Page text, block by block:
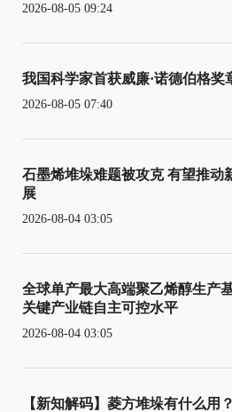
2026-08-05 09:24
我国科学家首获威廉·诺德伯格奖
2026-08-05 07:40
石墨烯堆垛难题被攻克 有望推动
展
2026-08-04 03:05
全球单产最大高端聚乙烯醇生产
关键产业链自主可控水平
2026-08-04 03:05
【新知解码】菱方堆垛有什么用？